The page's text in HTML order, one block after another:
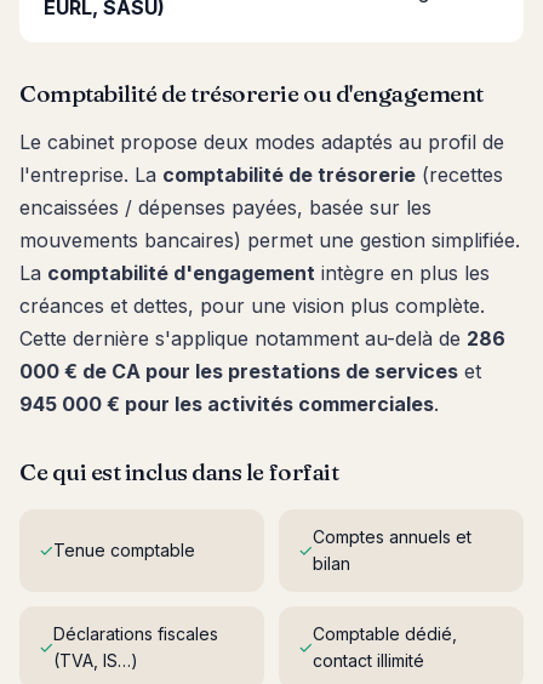
EURL, SASU)
Comptabilité de trésorerie ou d'engagement
Le cabinet propose deux modes adaptés au profil de
l'entreprise. La comptabilité de trésorerie (recettes
encaissées / dépenses payées, basée sur les
mouvements bancaires) permet une gestion simplifiée.
La comptabilité d'engagement intègre en plus les
créances et dettes, pour une vision plus complète.
Cette dernière s'applique notamment au-delà de 286
000 € de CA pour les prestations de services et
945 000 € pour les activités commerciales.
Ce qui est inclus dans le forfait
✓Tenue comptable ✓
Comptes annuels et
bilan
✓
Déclarations fiscales
(TVA, IS…)
✓
Comptable dédié,
contact illimité